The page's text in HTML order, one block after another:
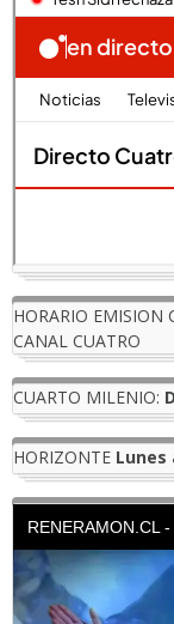
HORARIO EMISION
CANAL CUATRO
CUARTO MILENIO:
HORIZONTE Lunes